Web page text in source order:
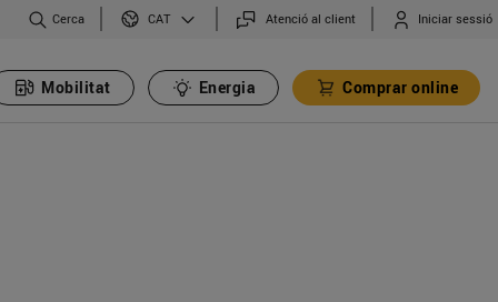
Cerca CAT Atenció al client Iniciar sessió
Mobilitat Energia Comprar online